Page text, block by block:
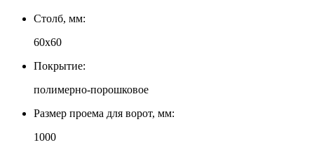
Столб, мм:
60х60
Покрытие:
полимерно-порошковое
Размер проема для ворот, мм:
1000